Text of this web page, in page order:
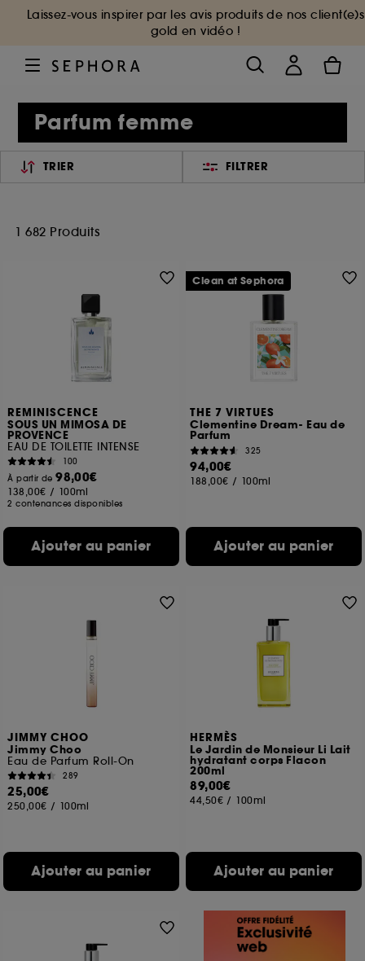
Laissez-vous inspirer par les avis produits de nos client(e)s
gold en vidéo !
Parfum femme
TRIER FILTRER
1 682 Produits
REMINISCENCE
SOUS UN MIMOSA DE
PROVENCE
EAU DE TOILETTE INTENSE
100
À partir de98,00€
138,00€ / 100ml
2 contenances disponibles
Ajouter au panier
THE 7 VIRTUES
Clementine Dream- Eau de
Parfum
325
94,00€
188,00€ / 100ml
Ajouter au panier
Clean at Sephora
JIMMY CHOO
Jimmy Choo
Eau de Parfum Roll-On
289
25,00€
250,00€ / 100ml
Ajouter au panier
HERMÈS
Le Jardin de Monsieur Li Lait
hydratant corps Flacon
200ml
89,00€
44,50€ / 100ml
Ajouter au panier